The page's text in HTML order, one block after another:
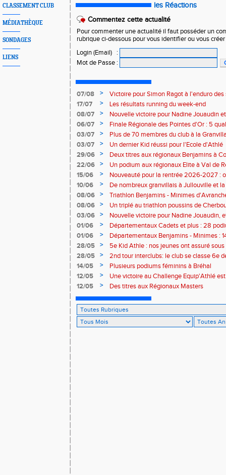
CLASSEMENT CLUB
MÉDIATHÈQUE
SONDAGES
LIENS
les Réactions
Commentez cette actualité
Pour commenter une actualité il faut posséder un
rubrique ci-dessous pour vous identifier ou vous
Login (Email)
:
Mot de Passe :
07/08 >
Victoire pour Simon Ragot à l'enduro des
17/07
>
Les résultats running du week-end
08/07
>
Nouvelle victoire pour Nadine Jouaudin
06/07
>
Finale Régionale des Pointes d'Or : 5
03/07
>
Plus de 70 membres du club à la
03/07
>
Un dernier Kid réussi pour l'Ecole d'Athlé
29/06
>
Deux titres aux régionaux Benjamins à
22/06
>
Un podium aux régionaux Elite à Val de
15/06
>
Nouveauté pour la rentrée 2026-2027 :
Baby Athlé
10/06 >
De nombreux granvillais à Jullouville et
Jouaudin et Marius Delchard
08/06 >
Triathlon Benjamins - Minimes
victoire
08/06 >
Un triplé au triathlon poussins de
03/06
>
Nouvelle victoire pour Nadine Jouaudin,
granvillais à Saint-Loup
01/06 >
Départementaux Cadets et plus : 28
01/06
>
Départementaux Benjamins - Minimes :
28/05
>
5e Kid Athle : nos jeunes ont assuré
28/05
>
2nd tour interclubs: le club se classe 6e
14/05
>
Plusieurs podiums féminins à Bréhal
12/05
>
Une victoire au Challenge Equip'Athlé
12/05
> Des titres aux Régionaux Masters